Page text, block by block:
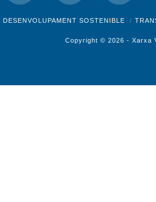
X Bluesky Tiktok
DESENVOLUPAMENT SOSTENIBLE
Copyright © 2026 - Xarxa